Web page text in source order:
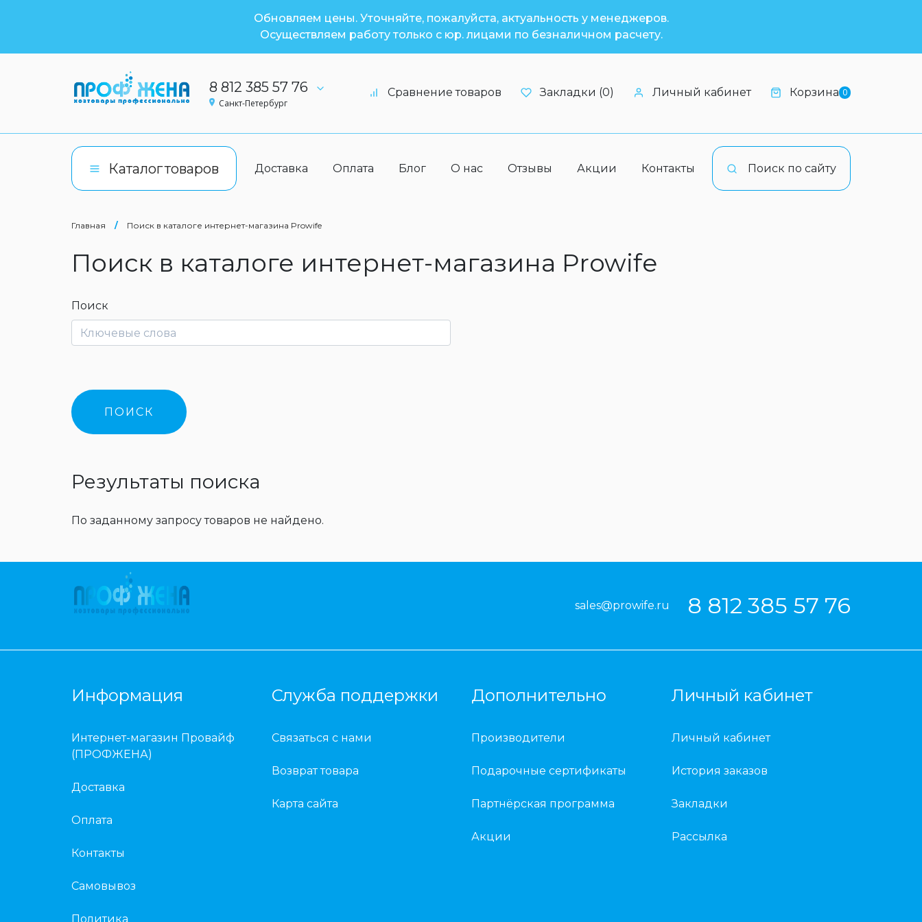
Обновляем цены. Уточняйте, пожалуйста, актуальность у менеджеров.
Осуществляем работу только с юр. лицами по безналичном расчету.
8 812 385 57 76
Санкт-Петербург
Сравнение товаров Закладки (0) Личный кабинет Корзина 0
Поиск по сайту
Каталогтоваров Доставка Оплата Блог О нас Отзывы Акции Контакты
Главная / Поиск в каталоге интернет-магазина Prowife
Поиск в каталоге интернет-магазина Prowife
Поиск
Результаты поиска
По заданному запросу товаров не найдено.
sales@prowife.ru 8 812 385 57 76
Информация
Интернет-магазин Провайф
(ПРОФЖЕНА)
Доставка
Оплата
Контакты
Самовывоз
Политика
Служба поддержки
Связаться с нами
Возврат товара
Карта сайта
Дополнительно
Производители
Подарочные сертификаты
Партнёрская программа
Акции
Личный кабинет
Личный кабинет
История заказов
Закладки
Рассылка